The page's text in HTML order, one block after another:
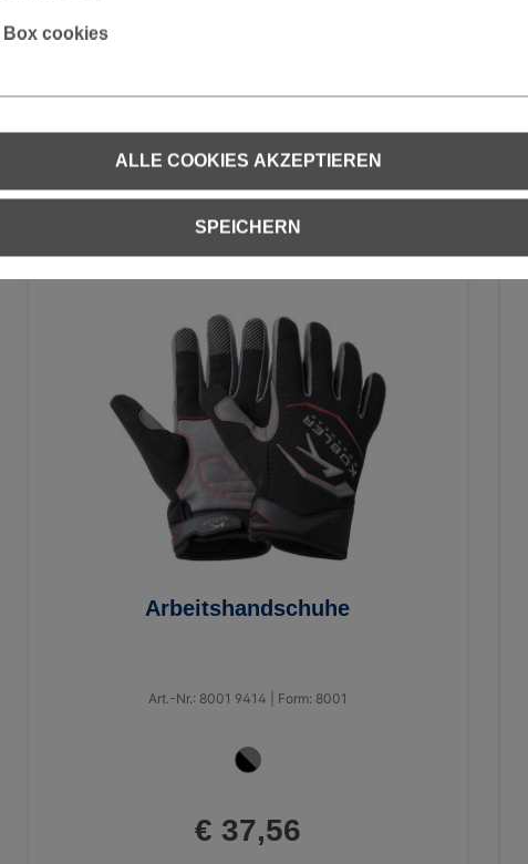
Arbeitshandschuhe
Art.-Nr.: 8001 9414 | Form: 8001
€ 37,56
cookies
ALLE COOKIES AKZEPTIEREN
SPEICHERN